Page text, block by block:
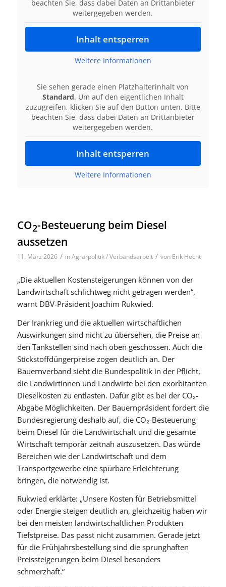
beachten Sie, dass dabei Daten an Drittanbieter
weitergegeben werden.
Inhalt entsperren
Weitere Informationen
Sie sehen gerade einen Platzhalterinhalt von
Standard. Um auf den eigentlichen Inhalt
zuzugreifen, klicken Sie auf den Button unten. Bitte
beachten Sie, dass dabei Daten an Drittanbieter
weitergegeben werden.
Inhalt entsperren
Weitere Informationen
CO2-Besteuerung beim Diesel
aussetzen
11. März 2026 / inAgrarpolitik / Verbandsarbeit / von Erik Hecht
„Die aktuellen Kostensteigerungen können von der
Landwirtschaft schlichtweg nicht getragen werden“,
warnt DBV-Präsident Joachim Rukwied.
Der Irankrieg und die aktuellen wirtschaftlichen
Auswirkungen sind nicht zu übersehen, die Preise an
den Tankstellen sind nach oben geschossen. Auch die
Stickstoffdüngerpreise zogen deutlich an. Der
Bauernverband sieht die Bundespolitik in der Pflicht,
die Landwirtinnen und Landwirte bei den exorbitanten
Dieselkosten zu entlasten. Dafür gibt es bei der CO₂-
Abgabe Möglichkeiten. Der Bauernpräsident fordert die
Bundesregierung deshalb auf, die CO₂-Besteuerung
beim Diesel für die Landwirtschaft und die gesamte
Wirtschaft temporär zeitnah auszusetzen. Das würde
Bereichen wie der Landwirtschaft und dem
Transportgewerbe eine spürbare Erleichterung
bringen, die notwendig ist.
Rukwied erklärte: „Unsere Kosten für Betriebsmittel
oder Energie steigen deutlich an, gleichzeitig haben wir
bei den meisten landwirtschaftlichen Produkten
Tiefstpreise. Das passt nicht zusammen. Gerade jetzt
für die Frühjahrsbestellung sind die sprunghaften
Preissteigerungen beim Diesel besonders
schmerzhaft.“